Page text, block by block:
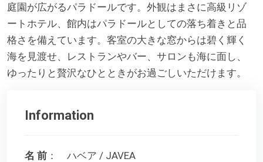
庭園が広がるパラドールです。外観はまさに高級リゾ
ートホテル、館内はパラドールとしての落ち着きと品
格さを備えています。客室の大きな窓からは碧く輝く
海を見渡せ、レストランやバー、サロンも海に面し、
ゆったりと贅沢なひとときがお過ごしいただけます。
Information
名 前 ： ハベア / JAVEA